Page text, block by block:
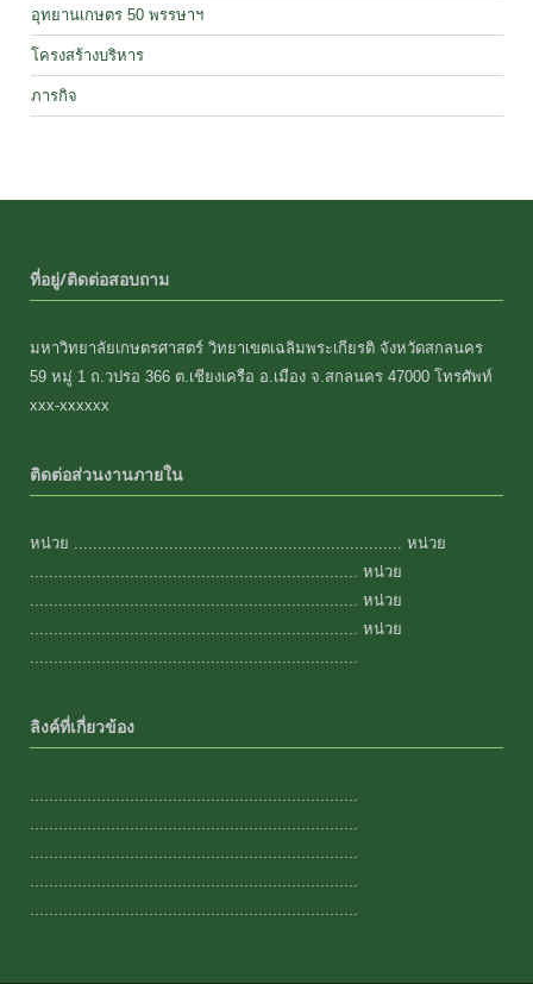
อุทยานเกษตร 50 พรรษาฯ
โครงสร้างบริหาร
ภารกิจ
ที่อยู่/ติดต่อสอบถาม
มหาวิทยาลัยเกษตรศาสตร์ วิทยาเขตเฉลิมพระเกียรติ จังหวัดสกลนคร
59 หมู่ 1 ถ.วปรอ 366 ต.เชียงเครือ อ.เมือง จ.สกลนคร 47000 โทรศัพท์
xxx-xxxxxx
ติดต่อส่วนงานภายใน
หน่วย ..................................................................... หน่วย
..................................................................... หน่วย
..................................................................... หน่วย
..................................................................... หน่วย
.....................................................................
ลิงค์ที่เกี่ยวข้อง
.....................................................................
.....................................................................
.....................................................................
.....................................................................
.....................................................................